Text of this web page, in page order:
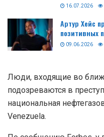
16.07.2026
Артур Хейс
позитивных
09.06.2026
Люди, входящие во
подозреваются в
национальная
Venezuela.